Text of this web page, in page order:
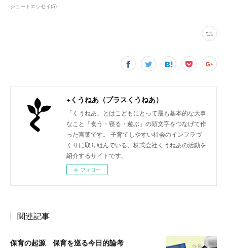
ショートエッセイ(5)
+くうねあ（プラスくうねあ）
「くうねあ」とはこどもにとって最も基本的な大事
なこと「食う・寝る・遊ぶ」の頭文字をつなげて作
った言葉です。 子育てしやすい社会のインフラづ
くりに取り組んでいる、株式会社くうねあの活動を
紹介するサイトです。
フォロー
関連記事
保育の起源 保育を巡る今日的論考